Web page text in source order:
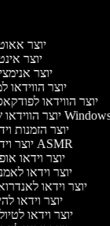
יוצר
יוצר
יוצר
יוצר הווידאו
יוצר הווידאו
יוצר הווידאו של Windows
יוצר הזמנות
יוצר וידאו ASMR
יוצר וידאו
יוצר וידאו
יוצר וידאו
יוצר וידאו
יוצר וידאו